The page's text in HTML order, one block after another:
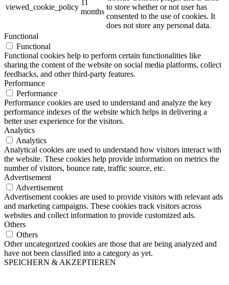
viewed_cookie_policy
11
months
to store whether or not user has
consented to the use of cookies. It
does not store any personal data.
Functional
Functional
Functional cookies help to perform certain functionalities like
sharing the content of the website on social media platforms, collect
feedbacks, and other third-party features.
Performance
Performance
Performance cookies are used to understand and analyze the key
performance indexes of the website which helps in delivering a
better user experience for the visitors.
Analytics
Analytics
Analytical cookies are used to understand how visitors interact with
the website. These cookies help provide information on metrics the
number of visitors, bounce rate, traffic source, etc.
Advertisement
Advertisement
Advertisement cookies are used to provide visitors with relevant ads
and marketing campaigns. These cookies track visitors across
websites and collect information to provide customized ads.
Others
Others
Other uncategorized cookies are those that are being analyzed and
have not been classified into a category as yet.
SPEICHERN & AKZEPTIEREN